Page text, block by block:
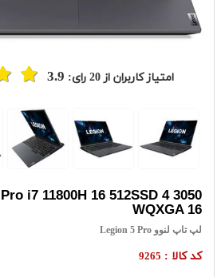
امتیاز کاربران از20 رای: 3.9
i7 11800H 16 512SSD 4 3050
WQXGA 16
لپ تاپ لنوو Legion 5 Pro
کد کالا : 9265